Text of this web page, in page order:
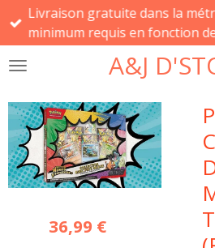
Passer
principal
A&J
Livraison gratuite dans la
minimum requis en fonction
36,99 €